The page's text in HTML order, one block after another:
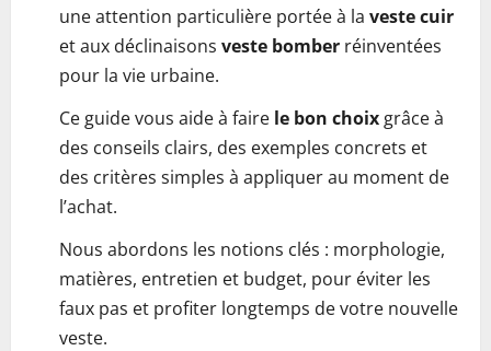
une attention particulière portée à la veste cuir
et aux déclinaisons veste bomber réinventées
pour la vie urbaine.
Ce guide vous aide à faire le bon choix grâce à
des conseils clairs, des exemples concrets et
des critères simples à appliquer au moment de
l’achat.
Nous abordons les notions clés : morphologie,
matières, entretien et budget, pour éviter les
faux pas et profiter longtemps de votre nouvelle
veste.